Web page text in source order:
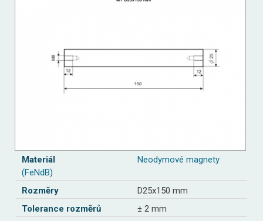
Materiál
Neodymové magnety
(FeNdB)
Rozměry
D25x150 mm
Tolerance rozměrů
± 2 mm